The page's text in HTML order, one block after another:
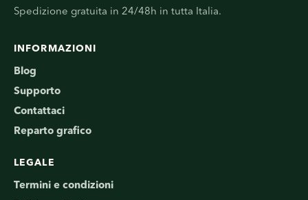
Spedizione gratuita in 24/48h in tutta Italia.
INFORMAZIONI
Blog
Supporto
Contattaci
Reparto grafico
LEGALE
Termini e condizioni